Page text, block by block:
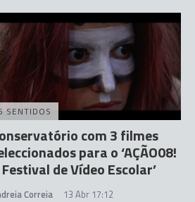
SENTIDOS
com 3 filmes
para o ‘AÇÃO08!
de Vídeo Escolar’
Correia 13 Abr 17:12